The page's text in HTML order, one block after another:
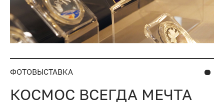
ФОТОВЫСТАВКА
КОСМОС ВСЕГДА МЕЧТА